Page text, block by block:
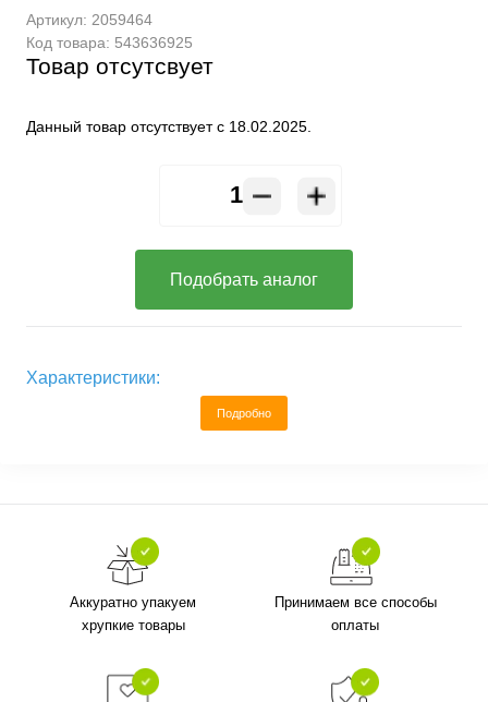
Артикул: 2059464
Код товара: 543636925
Товар отсутсвует
Данный товар отсутствует с 18.02.2025.
Подобрать аналог
Характеристики:
Подробно
Аккуратно упакуем
хрупкие товары
Принимаем все способы
оплаты